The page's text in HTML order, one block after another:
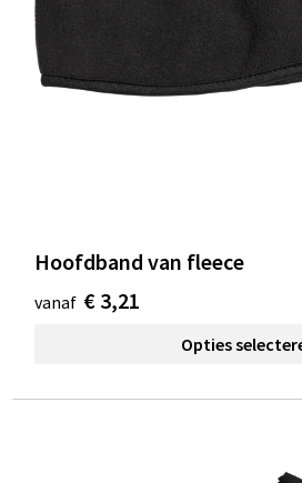
Hoofdband van fleece
vanaf € 3,21
Opties